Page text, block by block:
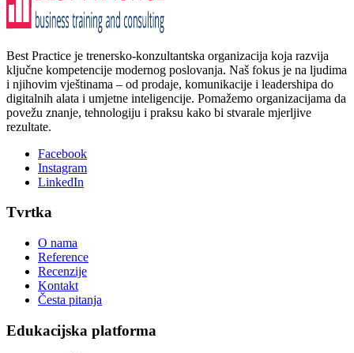
Best Practice je trenersko-konzultantska organizacija koja razvija
ključne kompetencije modernog poslovanja. Naš fokus je na ljudima
i njihovim vještinama – od prodaje, komunikacije i leadershipa do
digitalnih alata i umjetne inteligencije. Pomažemo organizacijama da
povežu znanje, tehnologiju i praksu kako bi stvarale mjerljive
rezultate.
Facebook
Instagram
LinkedIn
Tvrtka
O nama
Reference
Recenzije
Kontakt
Česta pitanja
Edukacijska platforma